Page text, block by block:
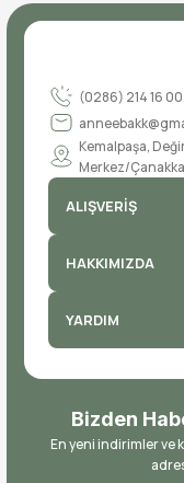
(0286) 214 16 00
Kemalpaşa,
Merkez/
ALIŞVERİŞ
HAKKIMIZDA
YARDIM
Bizden
En yeni indirimler ve